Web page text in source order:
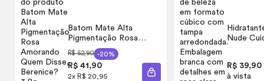
Batom Mate Alta
Pigmentação Rosa
Amorando Quem Disse,
Berenice? 3,8g
R$ 52,90 -20%
R$ 41,90
2x R$ 20,95 ADICIONAR À SACOLA
Nude
R$ 39,90
à vista